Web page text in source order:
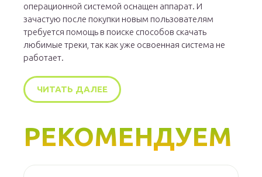
операционной системой оснащен аппарат. И
зачастую после покупки новым пользователям
требуется помощь в поиске способов скачать
любимые треки, так как уже освоенная система не
работает.
ЧИТАТЬ ДАЛЕЕ
РЕКОМЕНДУЕМ